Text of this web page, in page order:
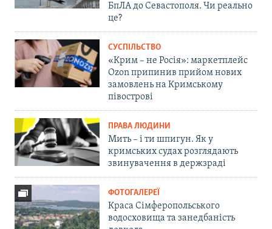
БпЛА до Севастополя. Чи реально
це?
СУСПІЛЬСТВО
«Крим – не Росія»: маркетплейс
Ozon припинив прийом нових
замовлень на Кримському
півострові
ПРАВА ЛЮДИНИ
Мить – і ти шпигун. Як у
кримських судах розглядають
звинувачення в держзраді
ФОТОГАЛЕРЕЇ
Краса Сімферопольського
водосховища та занедбаність